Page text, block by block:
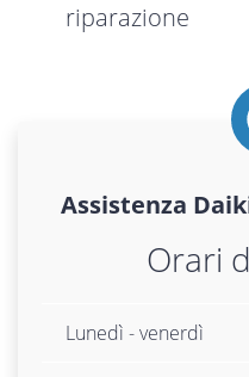
riparazione
Assistenza
Orari
Lunedì - venerdì